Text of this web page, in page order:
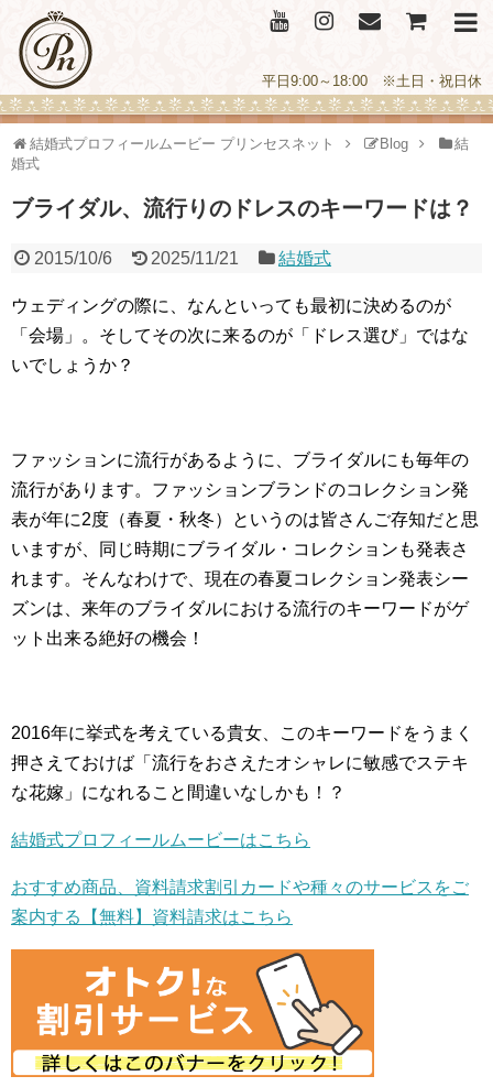
平日9:00～18:00 ※土日・祝日休
結婚式プロフィールムービー プリンセスネット Blog
結
婚式
ブライダル、流行りのドレスのキーワードは？
2015/10/6 2025/11/21 結婚式
ウェディングの際に、なんといっても最初に決めるのが
「会場」。そしてその次に来るのが「ドレス選び」ではな
いでしょうか？
ファッションに流行があるように、ブライダルにも毎年の
流行があります。ファッションブランドのコレクション発
表が年に2度（春夏・秋冬）というのは皆さんご存知だと思
いますが、同じ時期にブライダル・コレクションも発表さ
れます。そんなわけで、現在の春夏コレクション発表シー
ズンは、来年のブライダルにおける流行のキーワードがゲ
ット出来る絶好の機会！
2016年に挙式を考えている貴女、このキーワードをうまく
押さえておけば「流行をおさえたオシャレに敏感でステキ
な花嫁」になれること間違いなしかも！？
結婚式プロフィールムービーはこちら
おすすめ商品、資料請求割引カードや種々のサービスをご
案内する【無料】資料請求はこちら